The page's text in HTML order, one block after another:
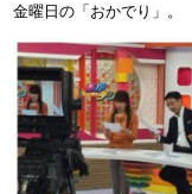
金曜日の「おかでり」。